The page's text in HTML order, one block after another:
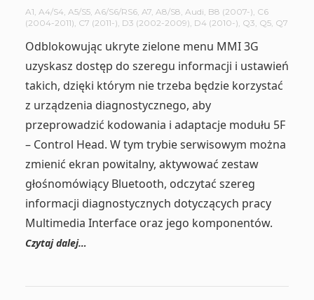
A1 A4/S4, A5/S5, A6/S6/RS6, A7, A8/S8 Audi B8 (2007-) C6
(2004-2011) C7 (2011-) D3 (2002-2009) D4 (2010-) Q3 Q5, Q7
Odblokowując ukryte zielone menu MMI 3G
uzyskasz dostęp do szeregu informacji i ustawień
takich, dzięki którym nie trzeba będzie korzystać
z urządzenia diagnostycznego, aby
przeprowadzić kodowania i adaptacje modułu 5F
– Control Head. W tym trybie serwisowym można
zmienić ekran powitalny, aktywować zestaw
głośnomówiący Bluetooth, odczytać szereg
informacji diagnostycznych dotyczących pracy
Multimedia Interface oraz jego komponentów.
Czytaj dalej…